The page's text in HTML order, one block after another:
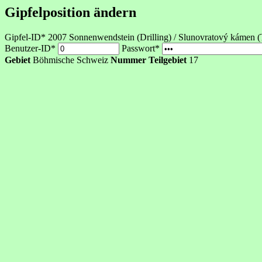
Gipfelposition ändern
Gipfel-ID* 2007 Sonnenwendstein (Drilling) / Slunovratový kámen
Benutzer-ID*
Passwort*
Gebiet Böhmische Schweiz Nummer Teilgebiet 17